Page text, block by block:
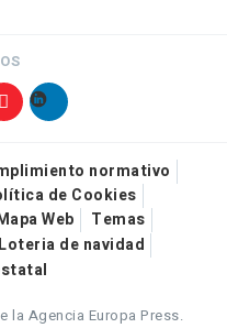
normativo
de Cookies
Web
Temas
Loteria de navidad
la Agencia Europa Press.